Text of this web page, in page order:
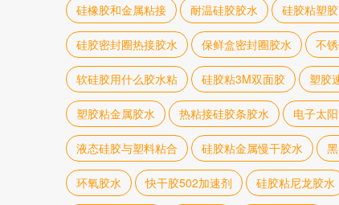
硅橡胶和金属粘接 耐温硅胶胶水 硅胶粘塑
硅胶密封圈热接胶水 保鲜盒密封圈胶水 不
软硅胶用什么胶水粘 硅胶粘3M双面胶 塑胶
塑胶粘金属胶水 热粘接硅胶条胶水 电子太
液态硅胶与塑料粘合 硅胶粘金属慢干胶水
环氧胶水 快干胶502加速剂 硅胶粘尼龙胶水